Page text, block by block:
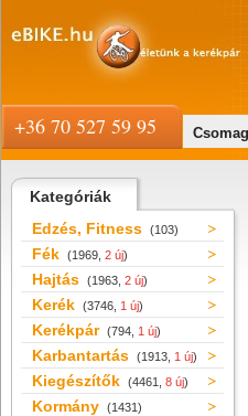
Kategóriák
Edzés, Fitness (103)
Fék (1969, 2 új)
Hajtás (1963, 2 új)
Kerék (3746, 1 új)
Kerékpár (794, 1 új)
Karbantartás (1913, 1 új)
Kiegészítők (4461, 8 új)
Kormány (1431)
+36 70 527 59 95